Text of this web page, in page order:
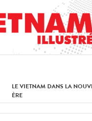
LE VIETNAM DANS LA
ÈRE